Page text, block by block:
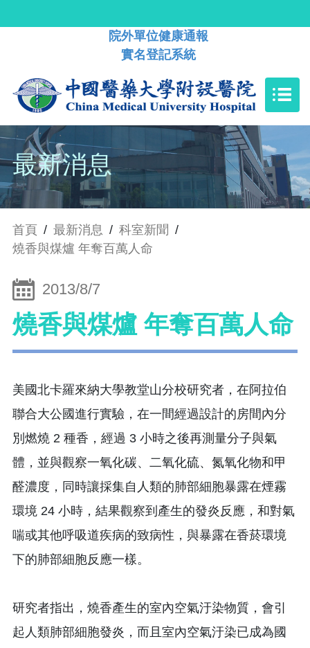
院外單位健康通報
實名登記系統
最新消息
首頁 / 最新消息 / 科室新聞 /
燒香與煤爐 年奪百萬人命
2013/8/7
燒香與煤爐 年奪百萬人命
美國北卡羅來納大學教堂山分校研究者，在阿拉伯
聯合大公國進行實驗，在一間經過設計的房間內分
別燃燒 2 種香，經過 3 小時之後再測量分子與氣
體，並與觀察一氧化碳、二氧化硫、氮氧化物和甲
醛濃度，同時讓採集自人類的肺部細胞暴露在煙霧
環境 24 小時，結果觀察到產生的發炎反應，和對氣
喘或其他呼吸道疾病的致病性，與暴露在香菸環境
下的肺部細胞反應一樣。
研究者指出，燒香產生的室內空氣汙染物質，會引
起人類肺部細胞發炎，而且室內空氣汙染已成為國